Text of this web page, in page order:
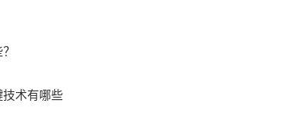
技术有哪些